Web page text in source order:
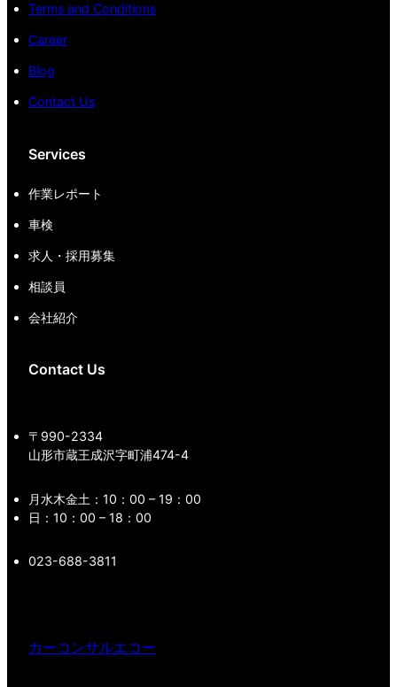
Terms and Conditions
Career
Blog
Contact Us
Services
作業レポート
車検
求人・採用募集
相談員
会社紹介
Contact Us
〒990-2334
山形市蔵王成沢字町浦474-4
月水木金土：10：00 – 19：00
日：10：00 – 18：00
023-688-3811
カーコンサルエコー